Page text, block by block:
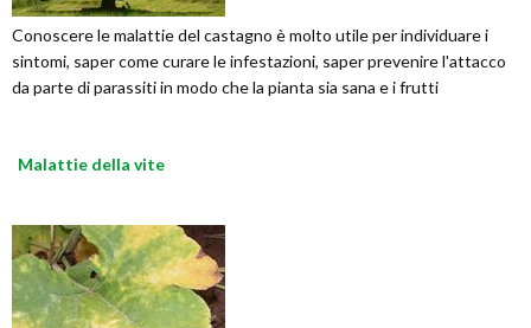
Conoscere le malattie del castagno è molto utile per individuare i
sintomi, saper come curare le infestazioni, saper prevenire l'attacco
da parte di parassiti in modo che la pianta sia sana e i frutti
Malattie della vite